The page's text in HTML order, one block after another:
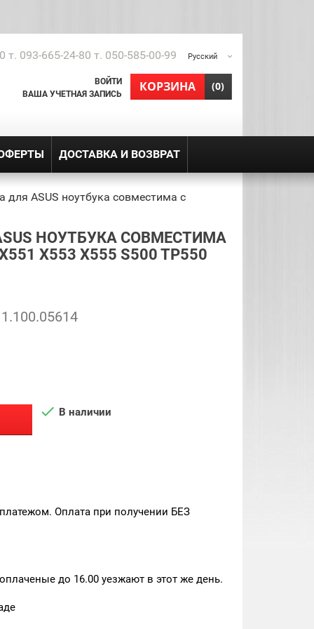
Русский
т. 093-665-24-80 т. 050-585-00-99
КОРЗИНА
shopping_cart (0)
ВОЙТИ
ВАША УЧЕТНАЯ ЗАПИСЬ
ДОСТАВКА И ВОЗВРАТ
для ASUS ноутбука совместима с
НОУТБУКА СОВМЕСТИМА
X553 X555 S500 TP550
1.100.05614
 В наличии
Оплата при получении БЕЗ
до 16.00 уезжают в этот же день.